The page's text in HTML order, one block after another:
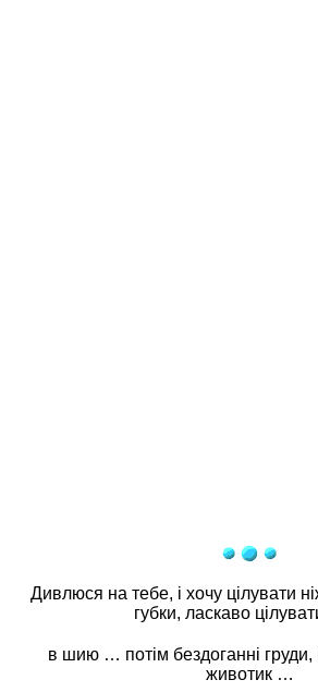
Дивлюся на тебе, і хочу цілувати
губки, ласкаво
в шию … потім бездоганні груди,
животик …